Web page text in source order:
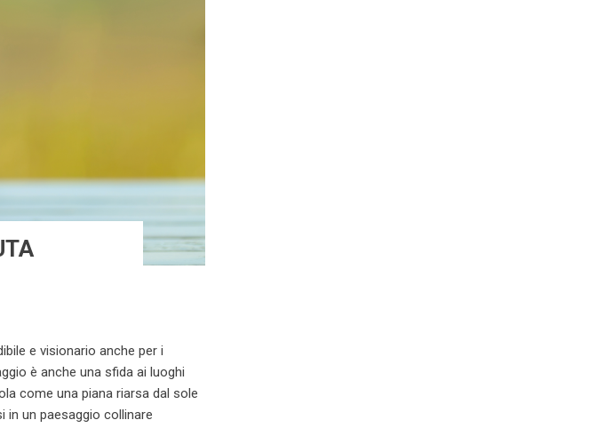
e visionario anche per i
è anche una sfida ai luoghi
come una piana riarsa dal sole
in un paesaggio collinare